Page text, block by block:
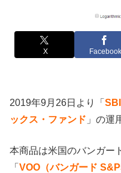
X Facebook
2019年9月26日より「
ックス・ファンド 」の運
本商品は米国のバンガー
「 VOO（バンガード